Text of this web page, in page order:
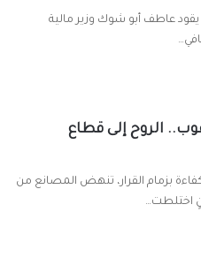
عاطف أبو شوك وزير مالية
الروح إلى قطاع
بزمام القرار، تنهض المصانع من
اختلطت…